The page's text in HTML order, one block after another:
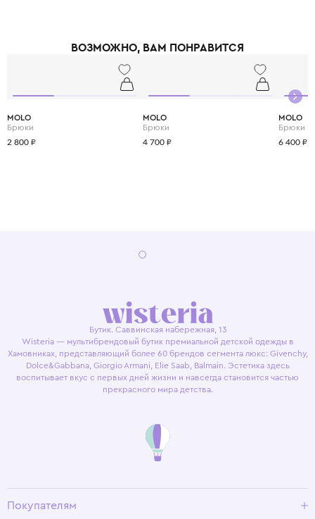
ВОЗМОЖНО, ВАМ ПОНРАВИТСЯ
MOLO
Брюки
2 800 ₽
MOLO
Брюки
4 700 ₽
MOLO
Брюки
6 400 ₽
Бутик. Саввинская набережная, 13
Wisteria — мультибрендовый бутик премиальной детской одежды в
Хамовниках, представляющий более 60 брендов сегмента люкс: Givenchy,
Dolce&Gabbana, Giorgio Armani, Elie Saab, Balmain. Эстетика здесь
воспитывает вкус с первых дней жизни и навсегда становится частью
прекрасного мира детства.
Покупателям